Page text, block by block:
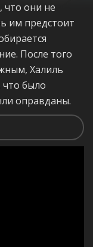
что они не
им предстоит
После того
Халиль
что было
оправданы.